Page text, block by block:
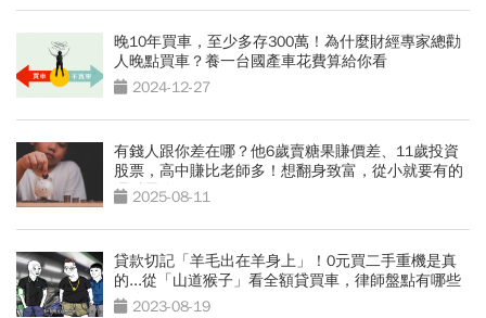
晚10年買車，至少多存300萬！為什麼財經專家總勸
人晚點買車？養一台國產車花費算給你看
2024-12-27
有錢人跟你差在哪？他6歲賣糖果賺價差、11歲投資
股票，高中賺比老師多！想翻身致富，從小就要有的
理財思維
2025-08-11
貸款切記「羊毛出在羊身上」！0元買二手重機是真
的...從「山道猴子」看全額貸買車，律師盤點有哪些
風險2023-08-19